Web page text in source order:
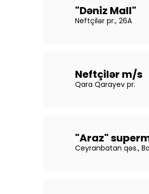
"Dəniz Mall"
Neftçilər pr., 26A
Neftçilər m/s
Qara Qarayev pr.
"Araz"
Ceyranbatan qəs.,